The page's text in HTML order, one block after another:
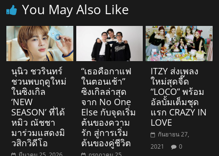
You May Also Like
นุนิว ชวรินทร์
ชวนพบฤดูใหม่
ในซิงเกิล
‘NEW
SEASON’ ที่ได้
หมิว ณัชชา
มาร่วมแสดงมิ
วสิกวิดีโอ
“เธอคือกาแฟ
ในตอนเช้า”
ซิงเกิลล่าสุด
จาก No One
Else กับจุดเริ่ม
ต้นของความ
รัก สู่การเริ่ม
ต้นของคู่ชีวิต
ITZY ส่งเพลง
ใหม่สุดจี๊ด
“LOCO” พร้อม
อัลบั้มเต็มชุด
แรก CRAZY IN
LOVE
กันยายน 27,
2021
0